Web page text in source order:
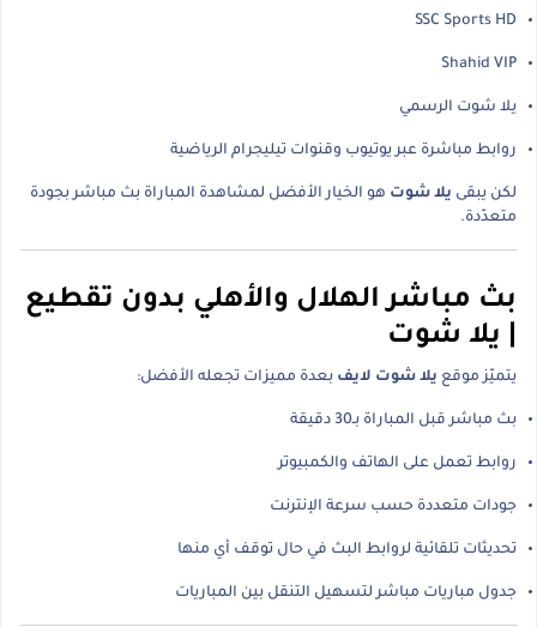
SSC Sports HD
Shahid VIP
يلا شوت الرسمي
روابط مباشرة عبر يوتيوب وقنوات تيليجرام الرياضية
لكن يبقى يلا شوت هو الخيار الأفضل لمشاهدة المباراة بث مباشر بجودة
متعدّدة.
بث مباشر الهلال والأهلي بدون تقطيع
| يلا شوت
يتميّز موقع يلا شوت لايف بعدة مميزات تجعله الأفضل:
بث مباشر قبل المباراة بـ30 دقيقة
روابط تعمل على الهاتف والكمبيوتر
جودات متعددة حسب سرعة الإنترنت
تحديثات تلقائية لروابط البث في حال توقف أي منها
جدول مباريات مباشر لتسهيل التنقل بين المباريات